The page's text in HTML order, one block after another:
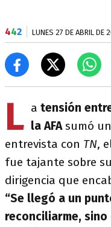
442 LUNES 27 DE ABRIL DE
L a tensión
la AFAsumó
entrevista con TN,
fue tajante sobre
dirigencia que
“Se llegó a un
reconciliarme,